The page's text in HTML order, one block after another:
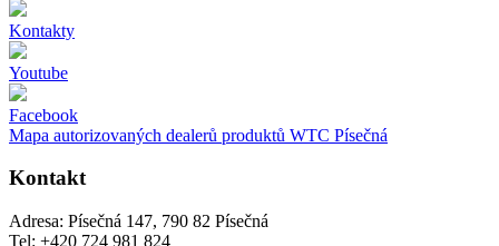
Kontakty
Youtube
Facebook
Mapa autorizovaných dealerů produktů WTC Písečná
Kontakt
Adresa: Písečná 147, 790 82 Písečná
Tel: +420 724 981 824